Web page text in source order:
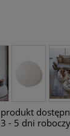
produkt
3 - 5 dni